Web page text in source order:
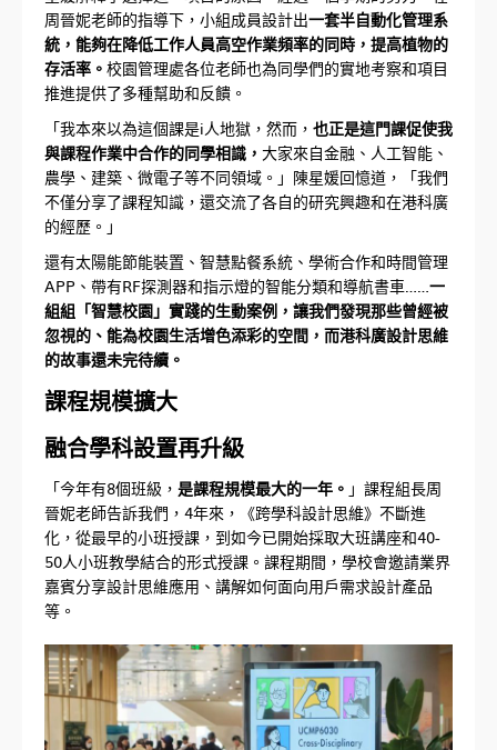
周晉妮老師的指導下，小組成員設計出一套半自動化管理系
統，能夠在降低工作人員高空作業頻率的同時，提高植物的
存活率。 校園管理處各位老師也為同學們的實地考察和項目
推進提供了多種幫助和反饋。
「我本來以為這個課是i人地獄，然而， 也正是這門課促使我
與課程作業中合作的同學相識， 大家來自金融、人工智能、
農學、建築、微電子等不同領域。」陳星媛回憶道，「我們
不僅分享了課程知識，還交流了各自的研究興趣和在港科廣
的經歷。」
還有太陽能節能裝置、智慧點餐系統、學術合作和時間管理
APP、帶有RF探測器和指示燈的智能分類和導航書車……一
組組「智慧校園」實踐的生動案例，讓我們發現那些曾經被
忽視的、能為校園生活增色添彩的空間，而港科廣設計思維
的故事還未完待續。
課程規模擴大
融合學科設置再升級
「今年有8個班級， 是課程規模最大的一年。 」課程組長周
晉妮老師告訴我們，4年來，《跨學科設計思維》不斷進
化，從最早的小班授課，到如今已開始採取大班講座和40-
50人小班教學結合的形式授課。課程期間，學校會邀請業界
嘉賓分享設計思維應用、講解如何面向用戶需求設計產品
等。